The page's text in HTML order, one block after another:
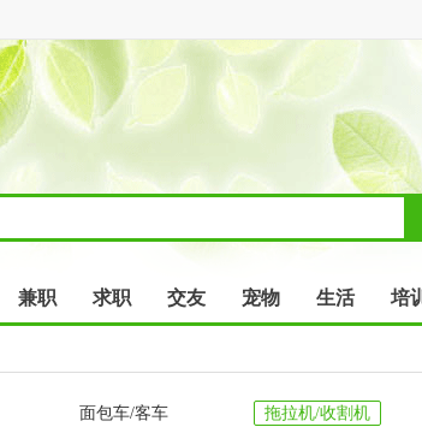
兼职 求职 交友 宠物 生活 培训
面包车/客车 拖拉机/收割机